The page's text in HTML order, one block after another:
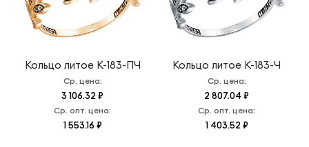
Кольцо литое К-183-ПЧ
Ср. цена:
3 106.32 ₽
Ср. опт. цена:
1 553.16 ₽
Кольцо литое К-183-Ч
Ср. цена:
2 807.04 ₽
Ср. опт. цена:
1 403.52 ₽